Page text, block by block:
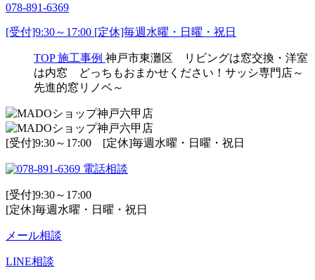
078-891-6369
[受付]9:30～17:00 [定休]毎週水曜・日曜・祝日
TOP 施工事例 神戸市東灘区 リビングは窓交換・洋室
は内窓 どっちもおまかせください！サッシ専門店～
先進的窓リノベ～
[受付]9:30～17:00 [定休]毎週水曜・日曜・祝日
電話相談
[受付]9:30～17:00
[定休]毎週水曜・日曜・祝日
メール相談
LINE相談